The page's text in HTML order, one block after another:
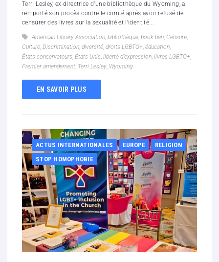
Terri Lesley, ex-directrice d’une bibliothèque du Wyoming, a
remporté son procès contre le comté après avoir refusé de
censurer des livres sur la sexualité et l’identité...
American Library Association, bibliothèque, book ban, Censure,
Culture, Discrimination, diversité, droits LGBTQ+, éducation,
États conservateurs, États-Unis, liberté d’expression, livres LGBTQ+,
Premier amendement, Terri Lesley, Wyoming
EN SAVOIR PLUS
ACTUS INTERNATIONALES EUROPE
RELIGION
STOP HOMOPHOBIE